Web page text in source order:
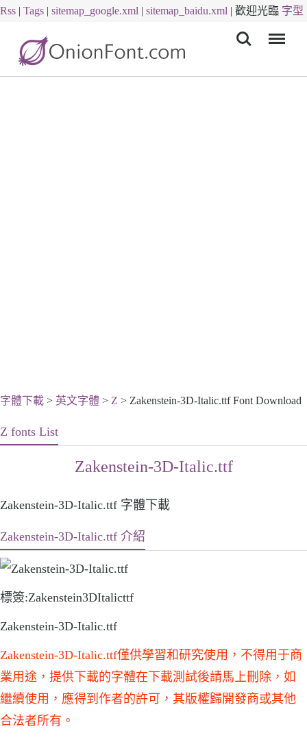
Rss | Tags | sitemap_google.xml | sitemap_baidu.xml | 歡迎光臨 字型
字體下載 > 英文字體 > Z > Zakenstein-3D-Italic.ttf Font Download
Z fonts List
Zakenstein-3D-Italic.ttf
Zakenstein-3D-Italic.ttf 字體下載
Zakenstein-3D-Italic.ttf 介紹
標簽:Zakenstein3DItalicttf
Zakenstein-3D-Italic.ttf
Zakenstein-3D-Italic.ttf僅供學習和研究使用，不得用于商
業用途，提供下載的字體在下載測試後請馬上刪除，如
繼續使用，應得到作者的許可，其版權歸開發商或其他
合法者所有。